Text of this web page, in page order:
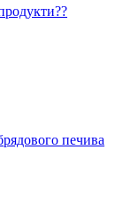
печива